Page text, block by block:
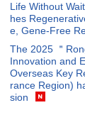
Life Without
hes
e, Gene-Free
The 2025 ＂
Innovation and
Overseas Key
rance Region)
sion